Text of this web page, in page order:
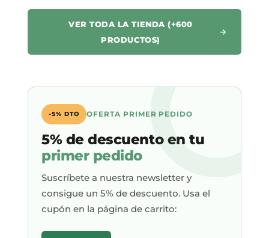
VER TODA LA TIENDA (+600
PRODUCTOS)
-5% DTO OFERTA PRIMER PEDIDO
5% de descuento en tu
primer pedido
Suscríbete a nuestra newsletter y
consigue un 5% de descuento. Usa el
cupón en la página de carrito: